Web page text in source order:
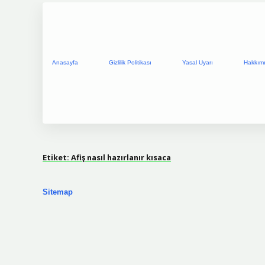
Anasayfa Gizlilik Politikası Yasal Uyarı
Etiket: Afiş nasıl hazırlanır kısaca
Sitemap